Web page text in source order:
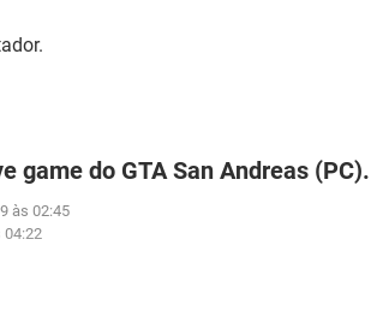
game do GTA San Andreas (PC).
às 02:45
04:22